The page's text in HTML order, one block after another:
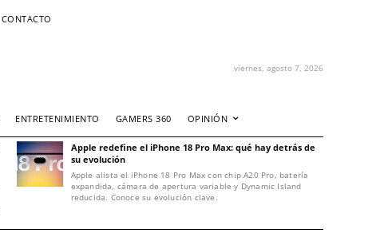
CONTACTO
viernes, agosto 7, 2026
ENTRETENIMIENTO GAMERS 360 OPINIÓN
Apple redefine el iPhone 18 Pro Max: qué hay detrás de
su evolución
Apple alista el iPhone 18 Pro Max con chip A20 Pro, batería
expandida, cámara de apertura variable y Dynamic Island
reducida. Conoce su evolución clave.